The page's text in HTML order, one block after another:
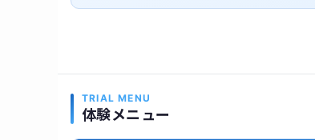
TRIAL MENU
体験メニュー